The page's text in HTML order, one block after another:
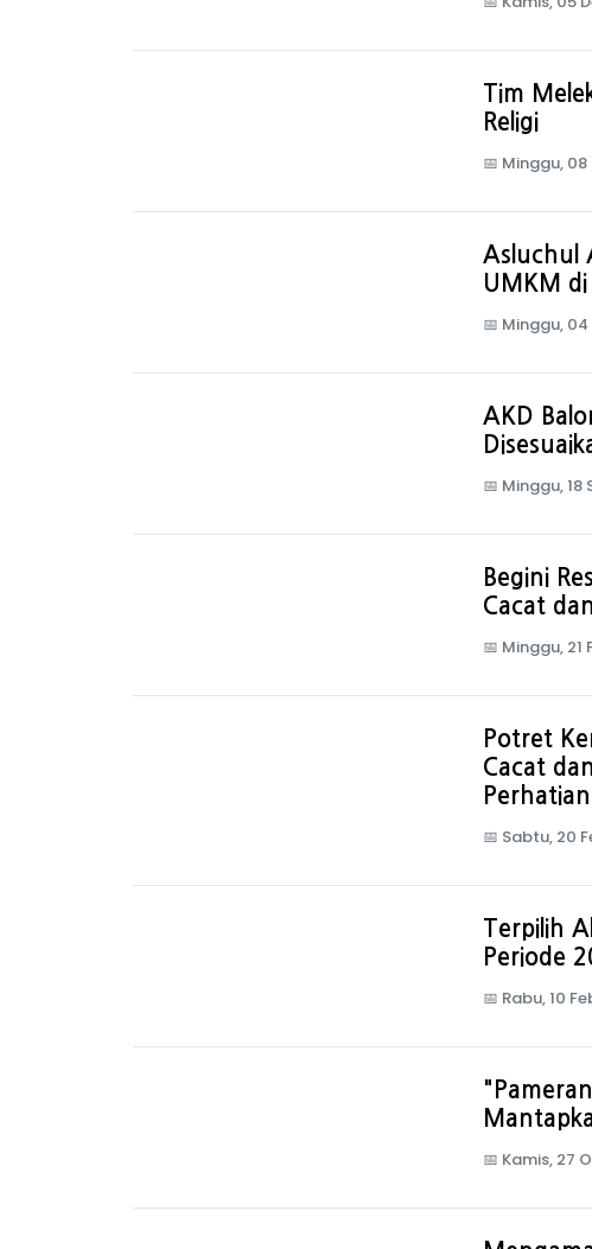
Tim
Religi
📅 Minggu, 08
Asluchul
UMKM di
📅 Minggu, 04
AKD
📅 Minggu, 18
Begini
Cacat
📅 Minggu, 21
Potret
Cacat
Perhatian
📅 Sabtu, 20
Terpilih
Periode
📅 Rabu, 10
📅 Kamis, 27